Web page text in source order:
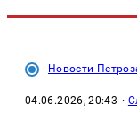
Новости
04.06.2026, 20:43 ·